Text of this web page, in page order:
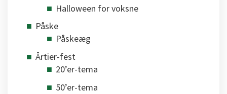
Halloween for voksne
Påske
Påskeæg
Årtier-fest
20’er-tema
50’er-tema